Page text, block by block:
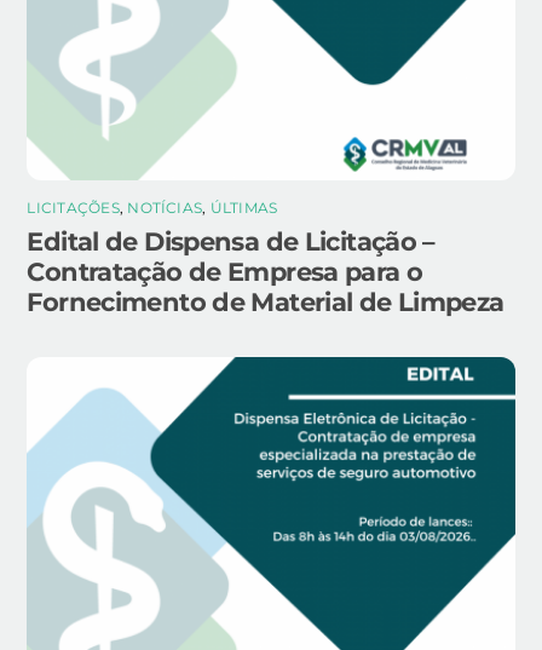
LICITAÇÕES, NOTÍCIAS, ÚLTIMAS
Edital de Dispensa de Licitação –
Contratação de Empresa para o
Fornecimento de Material de Limpeza